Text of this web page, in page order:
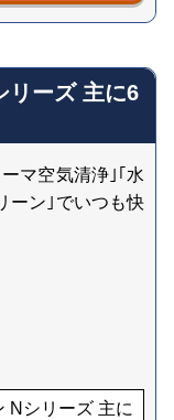
リーズ 主に6
マ空気清浄｣｢水
ーン｣でいつも快
Nシリーズ 主に